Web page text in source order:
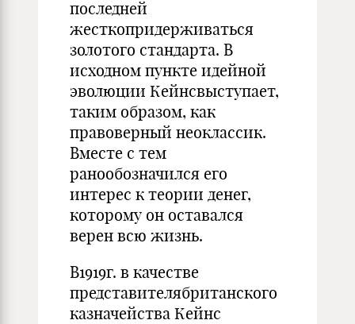
последней
жесткопридерживаться
золотого стан­дарта. В
исходном пункте идейной
эволюции Кейнсвыступает,
таким образом, как
правоверный неоклассик.
Вместе с тем
ранообозначился его
интерес к теории денег,
которому он оставался
верен всю жизнь.
В1919г. в качестве
представителябританского
казначейства Кейнс